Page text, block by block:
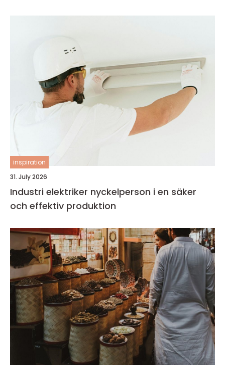
inspiration
31. July 2026
Industri elektriker nyckelperson i en säker
och effektiv produktion